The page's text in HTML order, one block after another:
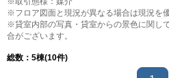
※フロア図面と現況が異なる場合は現況を
※貸室内部の写真・貸室からの景色に関し
合がございます。
総数： 5棟(10件)